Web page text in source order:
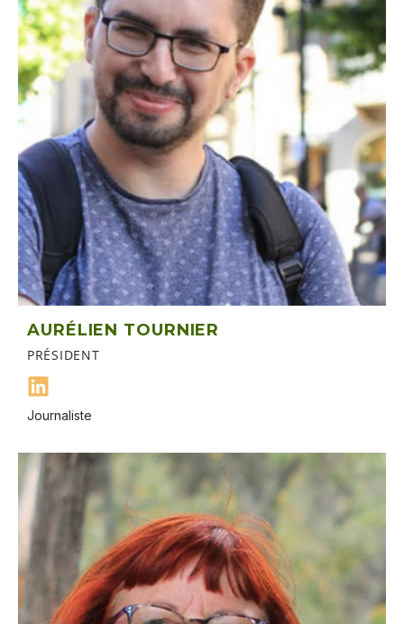
AURÉLIEN TOURNIER
PRÉSIDENT
Journaliste